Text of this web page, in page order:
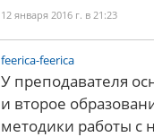
12 января 2016 г. в 21:23
feerica-feerica
У преподавателя
и второе
методики работы